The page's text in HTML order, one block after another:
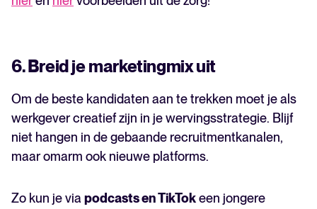
6. Breid je marketingmix uit
Om de beste kandidaten aan te trekken moet je als
werkgever creatief zijn in je wervingsstrategie. Blijf
niet hangen in de gebaande recruitmentkanalen,
maar omarm ook nieuwe platforms.
Zo kun je via podcasts en TikTokeen jongere